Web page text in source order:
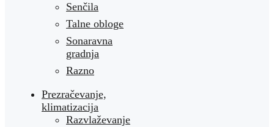
Senčila
Talne obloge
Sonaravna
gradnja
Razno
Prezračevanje,
klimatizacija
Razvlaževanje